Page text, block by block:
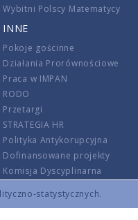
statystycznych.
Wybitni Polscy Matematycy
INNE
Pokoje gościnne
Działania Prorównościowe
Praca w IMPAN
RODO
Przetargi
STRATEGIA HR
Polityka Antykorupcyjna
Dofinansowane projekty
Komisja Dyscyplinarna
Wnoszenie opłat